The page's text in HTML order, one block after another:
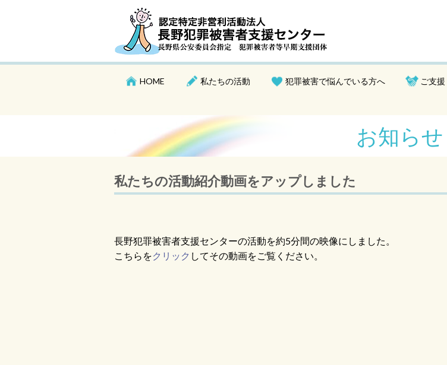
HOME 私たちの活動 犯罪被害で悩んでいる方へ ご支
お知らせ
私たちの活動紹介動画をアップしました
長野犯罪被害者支援センターの活動を約5分間の映像にしました。
こちらをクリック してその動画をご覧ください。